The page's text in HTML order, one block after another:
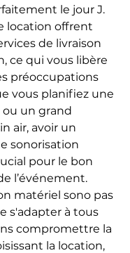
le jour J.
location offrent
de livraison
ce qui vous libère
préoccupations
vous planifiez une
un grand
air, avoir un
sonorisation
pour le bon
l’événement.
matériel sono pas
s'adapter à tous
compromettre la
la location,